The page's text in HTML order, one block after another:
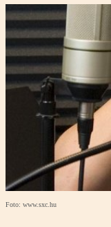
Foto: www.sxc.hu